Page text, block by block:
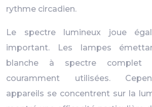
rythme circadien.
Le spectre lumineux joue
important. Les lampes
blanche à spectre
couramment utilisées.
appareils se concentrent sur la